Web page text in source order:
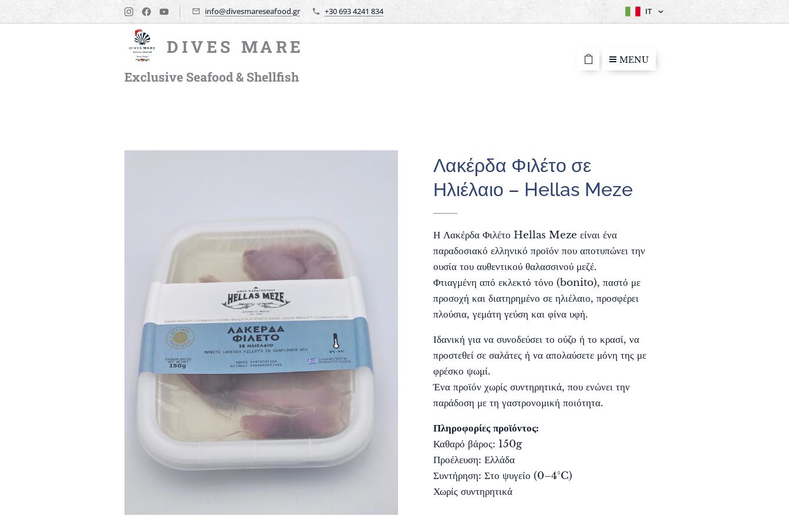
info@divesmareseafood.gr +30 693 4241 834 IT
DIVES MARE
Exclusive Seafood & Shellfish
MENU
Λακέρδα Φιλέτο σε
Ηλιέλαιο – Hellas Meze
Η Λακέρδα Φιλέτο Hellas Meze είναι ένα
παραδοσιακό ελληνικό προϊόν που αποτυπώνει την
ουσία του αυθεντικού θαλασσινού μεζέ.
Φτιαγμένη από εκλεκτό τόνο (bonito), παστό με
προσοχή και διατηρημένο σε ηλιέλαιο, προσφέρει
πλούσια, γεμάτη γεύση και φίνα υφή.
Ιδανική για να συνοδεύσει το ούζο ή το κρασί, να
προστεθεί σε σαλάτες ή να απολαύσετε μόνη της με
φρέσκο ψωμί.
Ένα προϊόν χωρίς συντηρητικά, που ενώνει την
παράδοση με τη γαστρονομική ποιότητα.
Πληροφορίες προϊόντος:
Καθαρό βάρος: 150g
Προέλευση: Ελλάδα
Συντήρηση: Στο ψυγείο (0–4°C)
Χωρίς συντηρητικά